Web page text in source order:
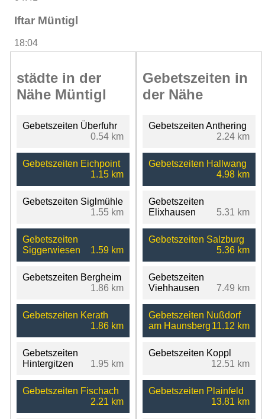
Iftar Müntigl
18:04
städte in der
Nähe Müntigl
Gebetszeiten Überfuhr
0.54 km
Gebetszeiten Eichpoint
1.15 km
Gebetszeiten Siglmühle
1.55 km
Gebetszeiten
Siggerwiesen
1.59 km
Gebetszeiten Bergheim
1.86 km
Gebetszeiten Kerath
1.86 km
Gebetszeiten
Hintergitzen
1.95 km
Gebetszeiten Fischach
2.21 km
Gebetszeiten in
der Nähe
Gebetszeiten Anthering
2.24 km
Gebetszeiten Hallwang
4.98 km
Gebetszeiten
Elixhausen
5.31 km
Gebetszeiten Salzburg
5.36 km
Gebetszeiten
Viehhausen
7.49 km
Gebetszeiten Nußdorf
am Haunsberg 11.12 km
Gebetszeiten Koppl
12.51 km
Gebetszeiten Plainfeld
13.81 km